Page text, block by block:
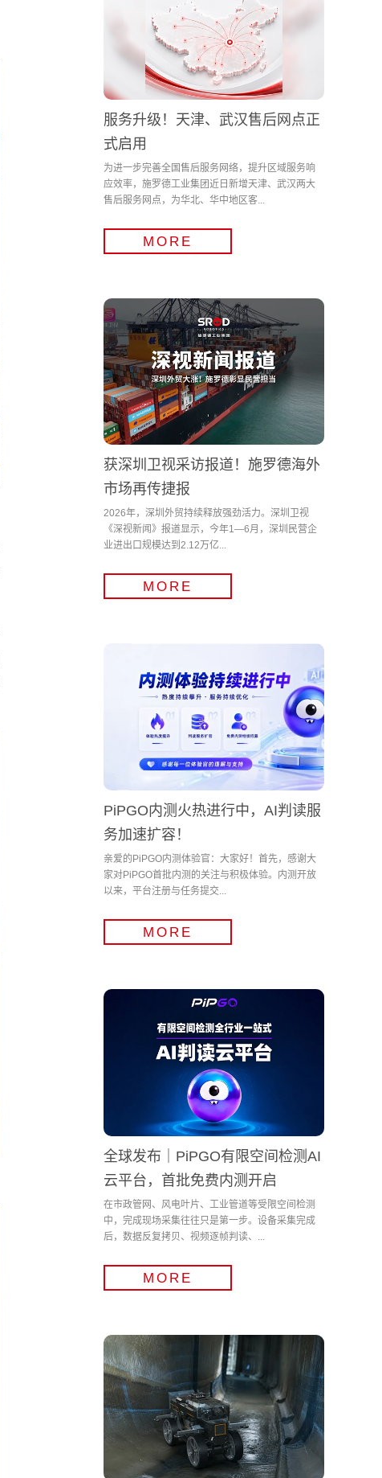
服务升级！天津、武汉售后网点正
式启用
为进一步完善全国售后服务网络，提升区域服务响
应效率，施罗德工业集团近日新增天津、武汉两大
售后服务网点，为华北、华中地区客...
MORE
获深圳卫视采访报道！施罗德海外
市场再传捷报
2026年，深圳外贸持续释放强劲活力。深圳卫视
《深视新闻》报道显示，今年1—6月，深圳民营企
业进出口规模达到2.12万亿...
MORE
PiPGO内测火热进行中，AI判读服
务加速扩容！
亲爱的PiPGO内测体验官：大家好！首先，感谢大
家对PiPGO首批内测的关注与积极体验。内测开放
以来，平台注册与任务提交...
MORE
全球发布｜PiPGO有限空间检测AI
云平台，首批免费内测开启
在市政管网、风电叶片、工业管道等受限空间检测
中，完成现场采集往往只是第一步。设备采集完成
后，数据反复拷贝、视频逐帧判读、...
MORE